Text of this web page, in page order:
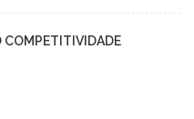
COMPETITIVIDADE